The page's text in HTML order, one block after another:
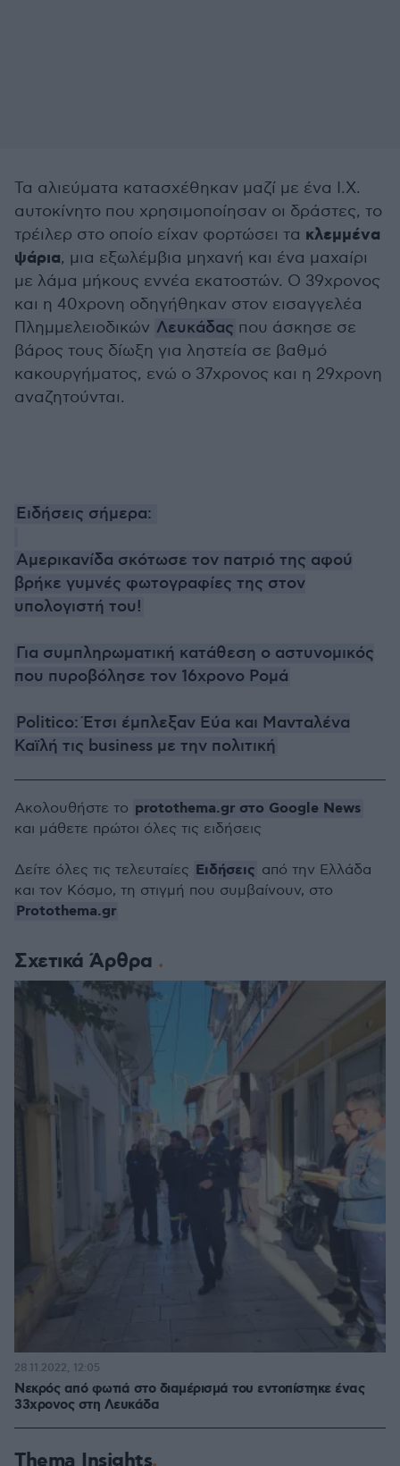
Τα αλιεύματα κατασχέθηκαν μαζί με ένα Ι.Χ.
αυτοκίνητο που χρησιμοποίησαν οι δράστες, το
τρέιλερ στο οποίο είχαν φορτώσει τα κλεμμένα
ψάρια, μια εξωλέμβια μηχανή και ένα μαχαίρι
με λάμα μήκους εννέα εκατοστών. Ο 39χρονος
και η 40χρονη οδηγήθηκαν στον εισαγγελέα
Πλημμελειοδικών Λευκάδας που άσκησε σε
βάρος τους δίωξη για ληστεία σε βαθμό
κακουργήματος, ενώ ο 37χρονος και η 29χρονη
αναζητούνται.
Ειδήσεις σήμερα:
Αμερικανίδα σκότωσε τον πατριό της αφού
βρήκε γυμνές φωτογραφίες της στον
υπολογιστή του!
Για συμπληρωματική κατάθεση ο αστυνομικός
που πυροβόλησε τον 16χρονο Ρομά
Politico: Έτσι έμπλεξαν Εύα και Μανταλένα
Καϊλή τις business με την πολιτική
Σχετικά Άρθρα
Νεκρός από φωτιά στο διαμέρισμά του εντοπίστηκε ένας
33χρονος στη Λευκάδα
28.11.2022, 12:05
Ακολουθήστε το protothema.gr στο Google News
και μάθετε πρώτοι όλες τις ειδήσεις
Δείτε όλες τις τελευταίες Ειδήσεις από την Ελλάδα
και τον Κόσμο, τη στιγμή που συμβαίνουν, στο
Protothema.gr